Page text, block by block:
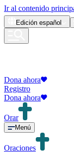
Ir al contenido
Edición español
Dona ahora
Registro
Dona ahora
Orar
Menú
Oraciones